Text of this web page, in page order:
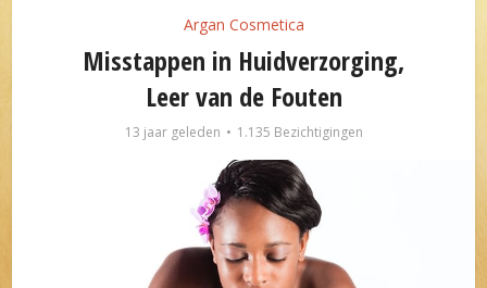
Argan Cosmetica
Misstappen in Huidverzorging,
Leer van de Fouten
13 jaar geleden 1.135 Bezichtigingen